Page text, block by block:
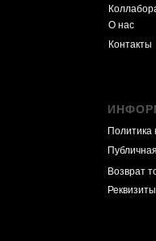
О нас
Контакты
Политика
Реквизиты
Возврат